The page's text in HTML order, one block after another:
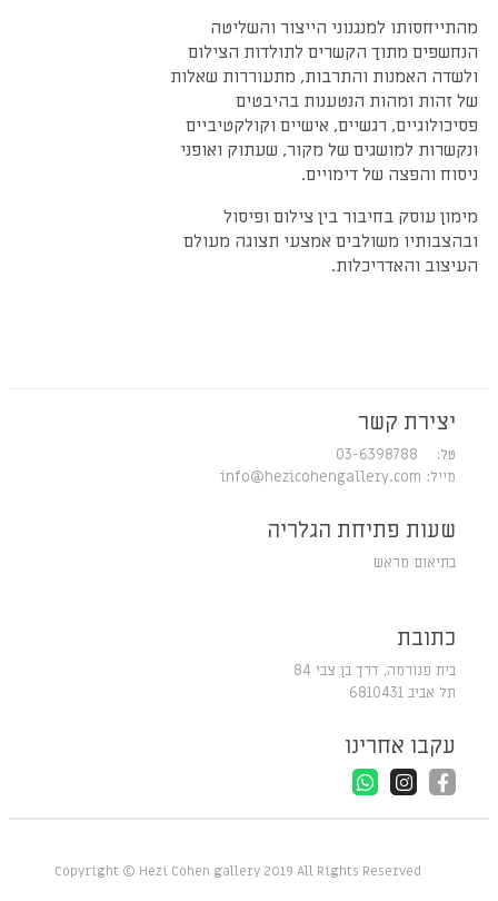
מהתייחסותו למנגנוני הייצור והשליטה
הנחשפים מתוך הקשרים לתולדות הצילום
ולשדה האמנות והתרבות, מתעוררות שאלות
של זהות ומהות הנטענות בהיבטים
פסיכולוגיים, רגשיים, אישיים וקולקטיביים
ונקשרות למושגים של מקור, שעתוק ואופני
ניסוח והפצה של דימויים.
מימון עוסק בחיבור בין צילום ופיסול
ובהצבותיו משולבים אמצעי תצוגה מעולם
העיצוב והאדריכלות.
יצירת קשר
טל: 03-6398788
מייל: info@hezicohengallery.com
שעות פתיחת הגלריה
בתיאום מראש
כתובת
בית פנורמה, דרך בן צבי 84
תל אביב 6810431
עקבו אחרינו
Copyright © Hezi Cohen gallery 2019 All Rights Reserved